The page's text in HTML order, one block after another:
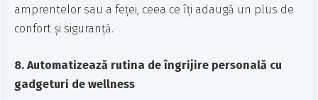
amprentelor sau a feței, ceea ce îți adaugă un plus de
confort și siguranță.
8. Automatizează rutina de îngrijire personală cu
gadgeturi de wellness